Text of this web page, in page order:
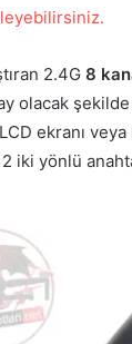
2.4G 8
olacak
ekranı
iki yönlü